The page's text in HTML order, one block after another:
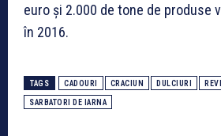
euro şi 2.000 de tone de produse
în 2016.
TAGS CADOURI CRACIUN DULCIURI
SARBATORI DE IARNA